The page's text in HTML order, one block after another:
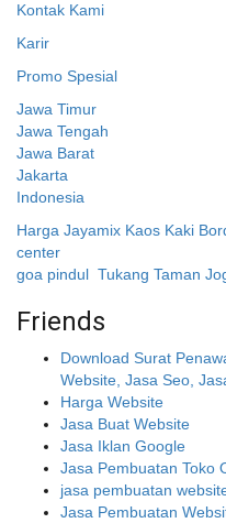
Kontak Kami
Karir
Promo Spesial
Jawa Timur
Jawa Tengah
Jawa Barat
Jakarta
Indonesia
Harga Jayamix Kaos Kaki
center
goa pindul Tukang Taman
Friends
Download Surat
Website, Jasa Seo,
Harga Website
Jasa Buat Website
Jasa Iklan Google
Jasa Pembuatan Toko
jasa pembuatan
Jasa Pembuatan